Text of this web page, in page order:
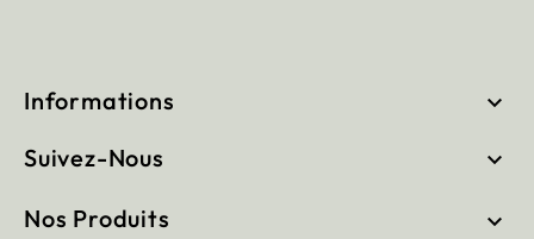
Informations 
Suivez-Nous 
Nos Produits 